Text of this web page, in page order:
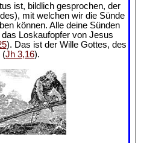
ist, bildlich gesprochen, der
mit welchen wir die Sünde
können. Alle deine Sünden
Loskaufopfer von Jesus
). Das ist der Wille Gottes, des
(Jh 3,16).